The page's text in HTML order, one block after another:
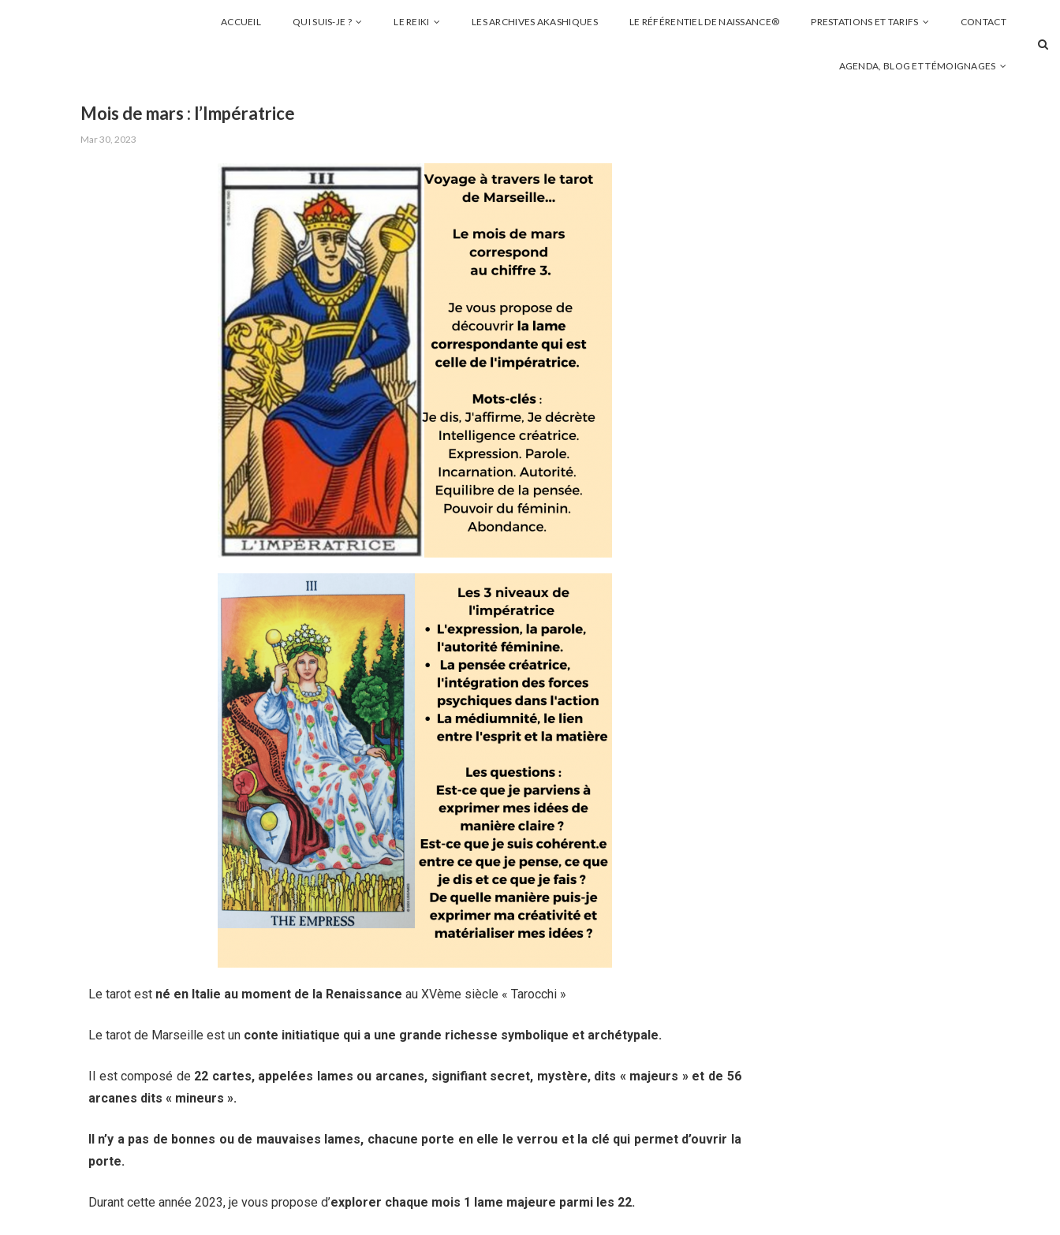
ACCUEIL QUI SUIS-JE ? LE REIKI LES ARCHIVES AKASHIQUES LE RÉFÉRENTIEL DE NAISSANCE® PRESTATIONS ET TARIFS CONTACT
AGENDA, BLOG ET TÉMOIGNAGES
Mois de mars : l’Impératrice
Mar 30, 2023
Le tarot est né en Italie au moment de la Renaissance au XVème siècle « Tarocchi »
Le tarot de Marseille est un conte initiatique qui a une grande richesse symbolique et archétypale.
Il est composé de 22 cartes, appelées lames ou arcanes, signifiant secret, mystère, dits « majeurs » et de 56
arcanes dits « mineurs ».
Il n’y a pas de bonnes ou de mauvaises lames, chacune porte en elle le verrou et la clé qui permet d’ouvrir la
porte.
Durant cette année 2023, je vous propose d’explorer chaque mois 1 lame majeure parmi les 22.